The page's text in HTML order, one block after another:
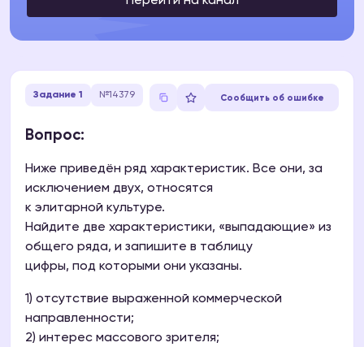
Задание 1 №14379 Сообщить об ошибке
Вопрос:
Ниже приведён ряд характеристик. Все они, за
исключением двух, относятся
к элитарной культуре.
Найдите две характеристики, «выпадающие» из
общего ряда, и запишите в таблицу
цифры, под которыми они указаны.
1) отсутствие выраженной коммерческой
направленности;
2) интерес массового зрителя;